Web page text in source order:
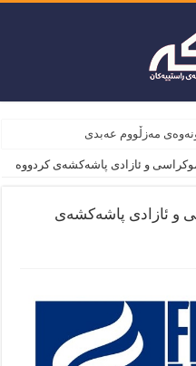
مەزڵووم عەبدی و وە
و ئازادی پاشەكشەی كردووە
و ئازادی پاشەكشەی